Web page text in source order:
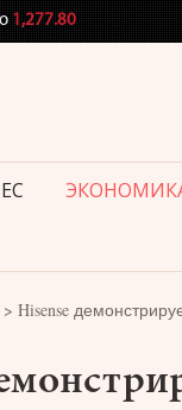
1,277.80
> Hisense